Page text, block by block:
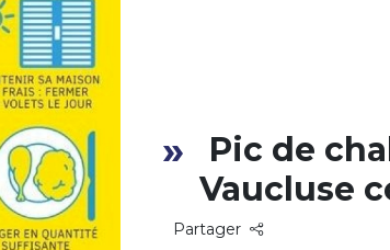
Pic de
Vaucluse
Partager